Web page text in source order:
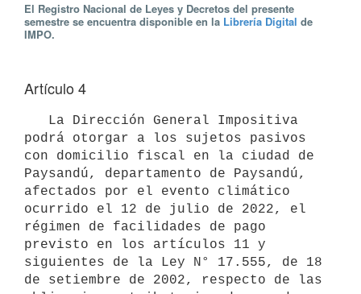
El Registro Nacional de Leyes y Decretos del presente
semestre se encuentra disponible en la Librería Digital de
IMPO.
Artículo 4
podrá otorgar a los sujetos pasivos
con domicilio fiscal en la ciudad de
Paysandú, departamento de Paysandú,
afectados por el evento climático
ocurrido el 12 de julio de 2022, el
régimen de facilidades de pago
previsto en los artículos 11 y
siguientes de la Ley N° 17.555, de 18
de setiembre de 2002, respecto de las